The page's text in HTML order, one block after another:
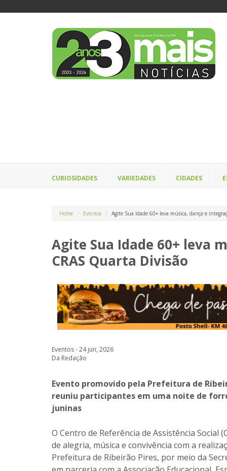
CURIOSIDADES VARIEDADES CIDADES
Home Eventos Agite Sua Idade 60+ leva música, dança e
Agite Sua Idade 60+ leva
CRAS Quarta Divisão
Eventos - 24 jun, 2026
Da Redação
Evento promovido pela Prefeitura de
reuniu participantes em uma noite de
juninas
O Centro de Referência de Assistência Social
de alegria, música e convivência com a
Prefeitura de Ribeirão Pires, por meio da